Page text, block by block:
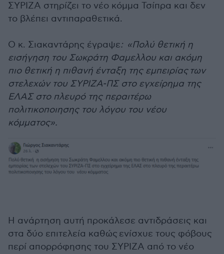
ΣΥΡΙΖΑ στηρίζει το νέο κόμμα Τσίπρα και δεν
το βλέπει αντιπαραθετικά.
Ο κ. Σιακαντάρης έγραψε: «Πολύ θετική η
εισήγηση του Σωκράτη Φαμελλου και ακόμη
πιο θετική η πιθανή ένταξη της εμπειρίας των
στελεχών του ΣΥΡΙΖΑ-ΠΣ στο εγχείρημα της
ΕΛΑΣ στο πλευρό της περαιτέρω
πολιτικοποιησης του λόγου του νέου
κόμματος».
Η ανάρτηση αυτή προκάλεσε αντιδράσεις και
στα δύο επιτελεία καθώς ενίσχυε τους φόβους
περί απορρόφησης του ΣΥΡΙΖΑ από το νέο